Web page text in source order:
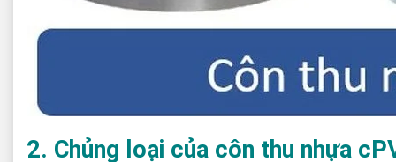
2. Chủng loại của côn thu nhựa